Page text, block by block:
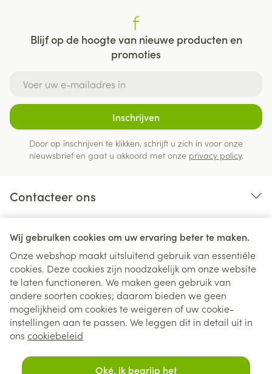
Wij gebruiken cookies om uw ervaring beter te maken.
Onze webshop maakt uitsluitend gebruik van essentiële
cookies. Deze cookies zijn noodzakelijk om onze website
te laten functioneren. We maken geen gebruik van
andere soorten cookies; daarom bieden we geen
mogelijkheid om cookies te weigeren of uw cookie-
instellingen aan te passen. We leggen dit in detail uit in
ons cookiebeleid
Oké, ik begrijp het
Blijf op de hoogte van nieuwe producten en
promoties
Inschrijven
Door op inschrijven te klikken, schrijft u zich in voor onze
nieuwsbrief en gaat u akkoord met onze privacy policy.
Contacteer ons
Juridische links